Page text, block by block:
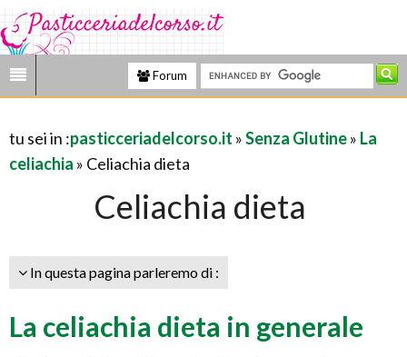
Forum
tu sei in :pasticceriadelcorso.it »Senza Glutine» La
celiachia » Celiachia dieta
Celiachia dieta
In questa pagina parleremo di :
La celiachia dieta in generale